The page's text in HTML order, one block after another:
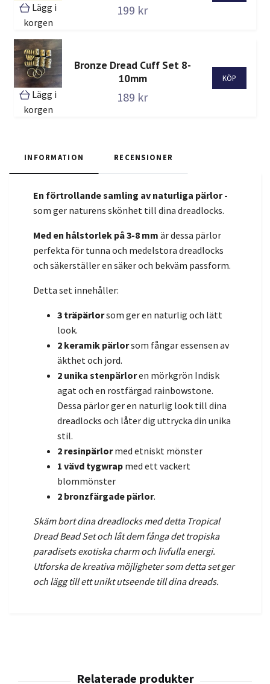
Lägg i
korgen
199 kr
Lägg i
korgen
Bronze Dread Cuff Set 8-
10mm
189 kr
INFORMATION RECENSIONER
En förtrollande samling av naturliga pärlor -
som ger naturens skönhet till dina dreadlocks.
Med en hålstorlek på 3-8 mm är dessa pärlor
perfekta för tunna och medelstora dreadlocks
och säkerställer en säker och bekväm passform.
Detta set innehåller:
3 träpärlorsom ger en naturlig och lätt
look.
2 keramik pärlorsom fångar essensen av
äkthet och jord.
2 unika stenpärloren mörkgrön Indisk
agat och en rostfärgad rainbowstone.
Dessa pärlor ger en naturlig look till dina
dreadlocks och låter dig uttrycka din unika
stil.
2 resinpärlormed etniskt mönster
1 vävd tygwrap med ett vackert
blommönster
2 bronzfärgade pärlor.
Skäm bort dina dreadlocks med detta Tropical
Dread Bead Set och låt dem fånga det tropiska
paradisets exotiska charm och livfulla energi.
Utforska de kreativa möjligheter som detta set ger
och lägg till ett unikt utseende till dina dreads.